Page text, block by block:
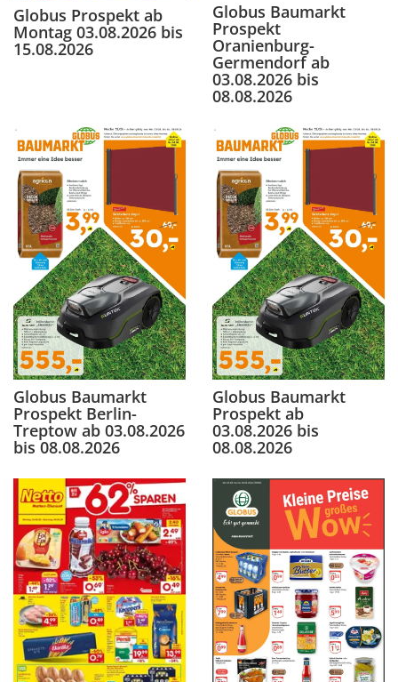
Globus Prospekt ab
Montag 03.08.2026 bis
15.08.2026
Globus Baumarkt
Prospekt
Oranienburg-
Germendorf ab
03.08.2026 bis
08.08.2026
Globus Baumarkt
Prospekt Berlin-
Treptow ab 03.08.2026
bis 08.08.2026
Globus Baumarkt
Prospekt ab
03.08.2026 bis
08.08.2026